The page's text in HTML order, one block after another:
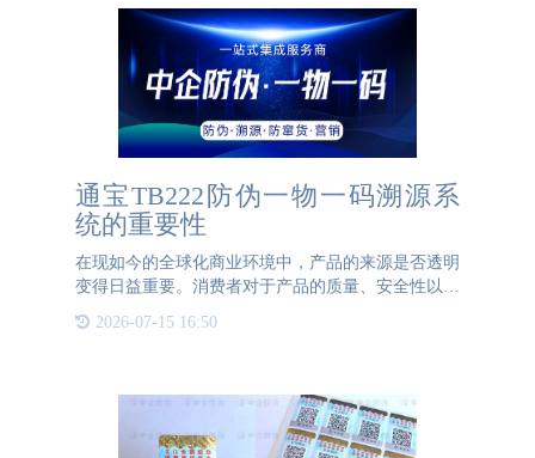
通宝TB222防伪一物一码溯源系
统的重要性
在现如今的全球化商业环境中，产品的来源是否透明
变得日益重要。消费者对于产品的质量、安全性以及
生产的环境都有着很高的标准。众多企业为了满足这
些要求纷纷投入到构建防伪溯源系统中。而通宝
2026-07-15 16:50